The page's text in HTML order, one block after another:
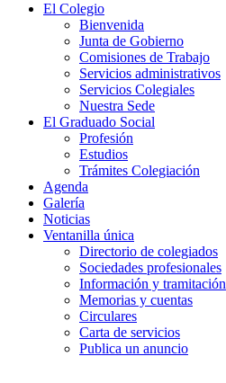
El Colegio
Bienvenida
Junta de Gobierno
Comisiones de Trabajo
Servicios administrativos
Servicios Colegiales
Nuestra Sede
El Graduado Social
Profesión
Estudios
Trámites Colegiación
Agenda
Galería
Noticias
Ventanilla única
Directorio de colegiados
Sociedades profesionales
Información y tramitación
Memorias y cuentas
Circulares
Carta de servicios
Publica un anuncio